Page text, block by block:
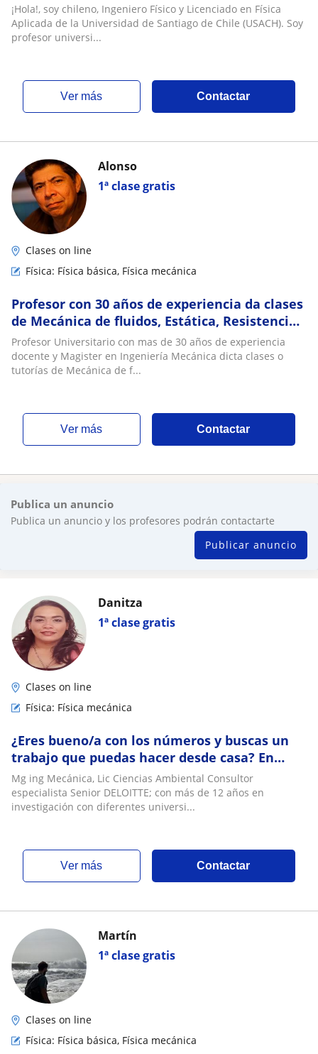
¡Hola!, soy chileno, Ingeniero Físico y Licenciado en Física
Aplicada de la Universidad de Santiago de Chile (USACH). Soy
profesor universi...
ver más Contactar
1ª clase gratis
Alonso
Clases on line
Física: Física básica, Física mecánica
Profesor con 30 años de experiencia da clases
de Mecánica de fluidos, Estática, Resistencia
de materiales, Dinámica, Física
Profesor Universitario con mas de 30 años de experiencia
docente y Magister en Ingeniería Mecánica dicta clases o
tutorías de Mecánica de f...
ver más Contactar
Publica un anuncio
Publica un anuncio y los profesores podrán contactarte
Publicar anuncio
1ª clase gratis
Danitza
Clases on line
Física: Física mecánica
¿Eres bueno/a con los números y buscas un
trabajo que puedas hacer desde casa? En
Tusclasesparticulares estamos buscando
profesore
Mg ing Mecánica, Lic Ciencias Ambiental Consultor
especialista Senior DELOITTE; con más de 12 años en
investigación con diferentes universi...
ver más Contactar
1ª clase gratis
Martín
Clases on line
Física: Física básica, Física mecánica